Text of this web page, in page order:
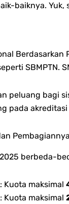
baiknya. Yuk,
SBMPTN.
peluang bagi
pada
Pembagiannya
berbeda-
: Kuota maksimal
: Kuota maksimal